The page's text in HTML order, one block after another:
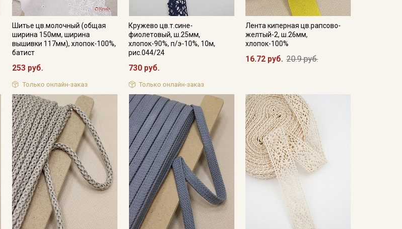
Шитье цв.молочный (общая
ширина 150мм, ширина
вышивки 117мм), хлопок-100%,
батист
253 руб.
Только онлайн-заказ
Кружево цв.т.сине-
фиолетовый, ш.25мм,
хлопок-90%, п/э-10%, 10м,
рис.044/24
730 руб.
Только онлайн-заказ
Лента киперная цв.рапсово-
желтый-2, ш.26мм,
хлопок-100%
16.72 руб. 20.9 руб.
Согласие на получение рекламных и